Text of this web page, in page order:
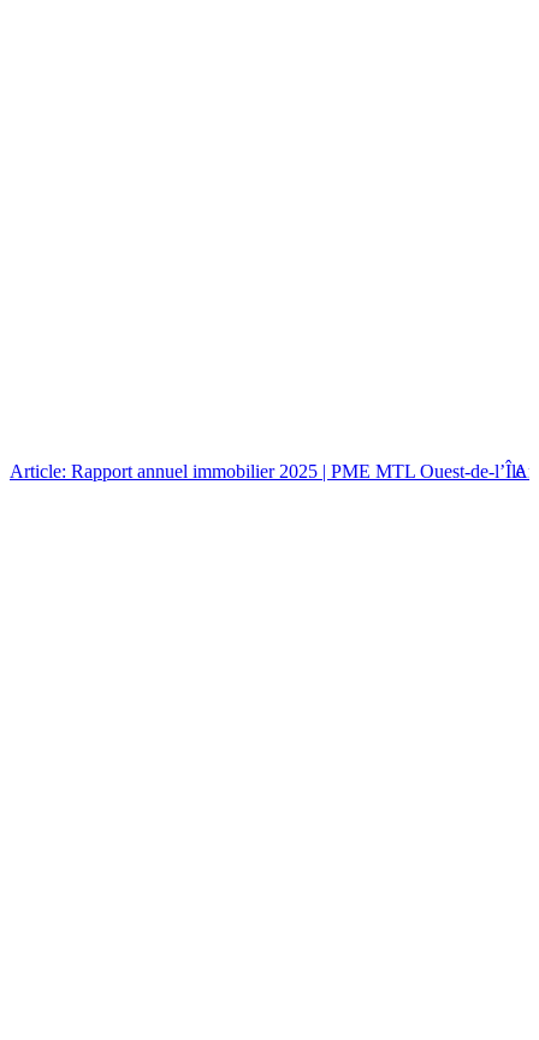
Article: Rapport annuel immobilier 2025 | PME MTL Ouest-de-l’Île